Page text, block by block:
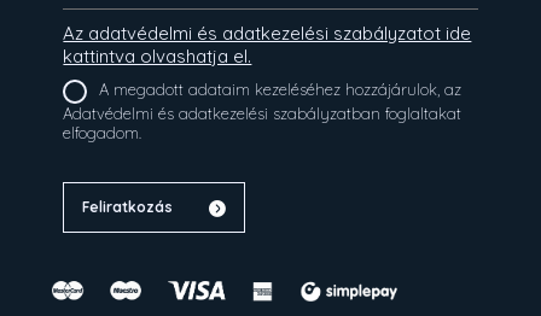
Az adatvédelmi és adatkezelési szabályzatot ide
kattintva olvashatja el.
A megadott adataim kezeléséhez hozzájárulok, az
Adatvédelmi és adatkezelési szabályzatban foglaltakat
elfogadom.
Feliratkozás